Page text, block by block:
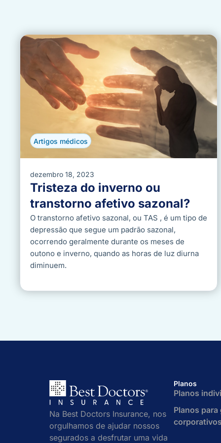
Artigos médicos
dezembro 18, 2023
Tristeza do inverno ou
transtorno afetivo sazonal?
O transtorno afetivo sazonal, ou TAS , é um tipo de
depressão que segue um padrão sazonal,
ocorrendo geralmente durante os meses de
outono e inverno, quando as horas de luz diurna
diminuem.
Na Best Doctors Insurance, nos
orgulhamos de ajudar nossos
segurados a desfrutar uma vida
Planos
Planos
Planos para
corporativos